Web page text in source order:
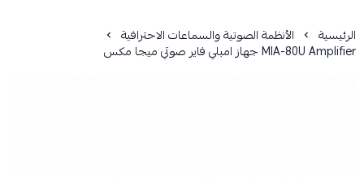
الرئيسية الأنظمة الصوتية والسماعات الاحترافية
MIA-80U Amplifier جهاز امبلي فاير صوتي ميجا مكس